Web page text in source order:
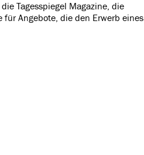
Tagesspiegel Magazine, die
für Angebote, die den Erwerb eines